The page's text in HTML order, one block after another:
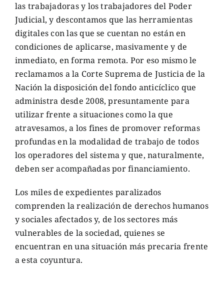
las trabajadoras y los trabajadores del Poder
Judicial, y descontamos que las herramientas
digitales con las que se cuentan no están en
condiciones de aplicarse, masivamente y de
inmediato, en forma remota. Por eso mismo le
reclamamos a la Corte Suprema de Justicia de la
Nación la disposición del fondo anticíclico que
administra desde 2008, presuntamente para
utilizar frente a situaciones como la que
atravesamos, a los fines de promover reformas
profundas en la modalidad de trabajo de todos
los operadores del sistema y que, naturalmente,
deben ser acompañadas por financiamiento.
Los miles de expedientes paralizados
comprenden la realización de derechos humanos
y sociales afectados y, de los sectores más
vulnerables de la sociedad, quienes se
encuentran en una situación más precaria frente
a esta coyuntura.